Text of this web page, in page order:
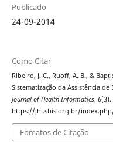
Publicado
24-09-2014
Como Citar
Ribeiro, J. C., Ruoff, A. B., &
Sistematização da Assistência
Journal of Health Informatics, 6(3).
https://jhi.sbis.org.br/
Fomatos de Citação